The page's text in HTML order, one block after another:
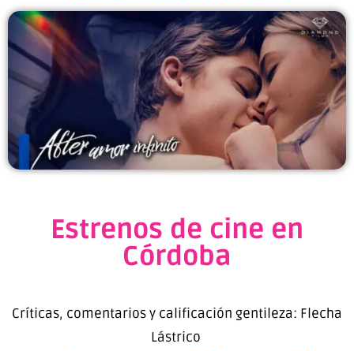
Estrenos de cine en
Córdoba
Críticas, comentarios y calificación gentileza: Flecha
Lástrico